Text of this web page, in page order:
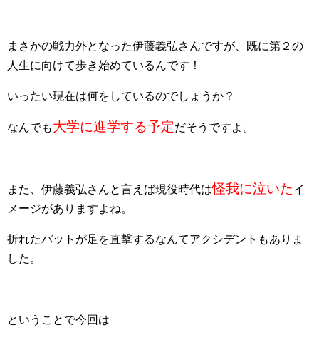
まさかの戦力外となった伊藤義弘さんですが、既に第２の
人生に向けて歩き始めているんです！
いったい現在は何をしているのでしょうか？
なんでも大学に進学する予定だそうですよ。
また、伊藤義弘さんと言えば現役時代は怪我に泣いたイ
メージがありますよね。
折れたバットが足を直撃するなんてアクシデントもありま
した。
ということで今回は